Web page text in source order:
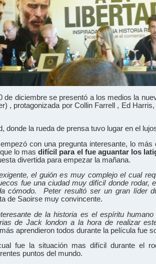
de diciembre se presentó a los medios la
, protagonizada por Collin Farrell , Ed
donde la rueda de prensa tuvo lugar en el
con una pregunta interesante, lo más
lo masdifícil para el fue aguantar los
divertida para empezar la mañana.
el guión es muy complejo el cual
fue una ciudad muy difícil donde rodar,
cómodo. Peter resultó ser un gran líder
de Saoirse muy convincente.
de la historia es el espíritu
de Jack london a la hora de realizar
aprendieron todos durante la película fue
fue la situación mas difícil durante el
puntos del mundo.